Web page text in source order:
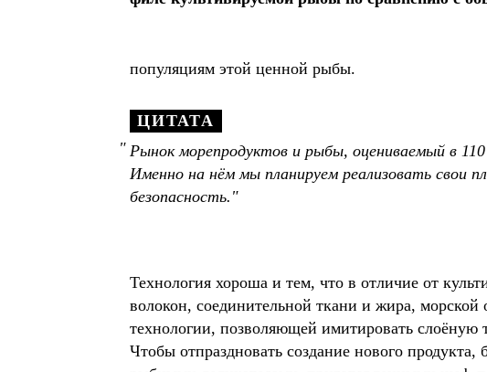
популяциям этой ценной рыбы.
ЦИТАТА
Рынок морепродуктов и рыбы, оцениваемый в
Именно на нём мы планируем реализовать свои
безопасность.
Технология хороша и тем, что в отличие от
волокон, соединительной ткани и жира,
технологии, позволяющей имитировать слоёную
Чтобы отпраздновать создание нового